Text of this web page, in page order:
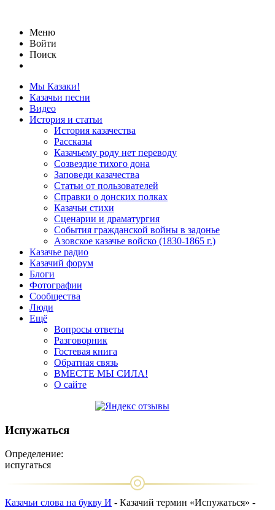
Меню
Войти
Поиск
Мы Казаки!
Казачьи песни
Видео
История и статьи
История казачества
Рассказы
Казачьему роду нет переводу
Созвездие тихого дона
Заповеди казачества
Статьи от пользователей
Справки о донских полках
Казачьи стихи
Сценарии и драматургия
События гражданской войны в задонье
Азовское казачье войско (1830-1865 г.)
Казачье радио
Казачий форум
Блоги
Фотографии
Сообщества
Люди
Ещё
Вопросы ответы
Разговорник
Гостевая книга
Обратная связь
ВМЕСТЕ МЫ СИЛА!
О сайте
Испужаться
Определение:
испугаться
Казачьи слова на букву И - Казачий термин «Испужаться» -